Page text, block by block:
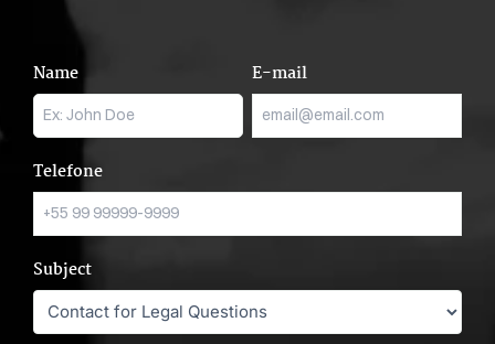
Name E-mail
Telefone
Subject